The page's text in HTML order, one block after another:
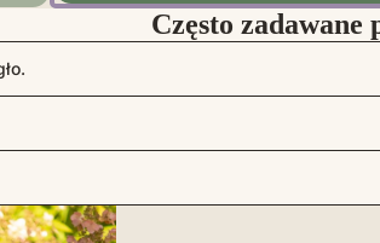
Często zadawane